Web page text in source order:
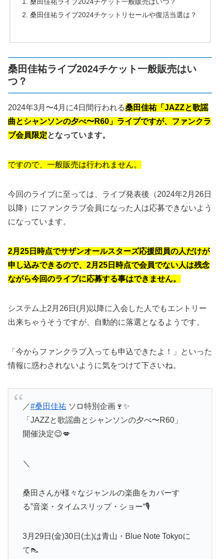
桑田佳祐ライブ2024チケットリセールや復活当選は？
桑田佳祐ライブ2024チケット一般販売はい
つ？
2024年3月〜4月に4日間行われる桑田佳祐「JAZZと歌謡
曲とシャンソンの夕べ〜R60」ライブですが、ファンクラ
ブ会員限定となっています。
ですので、一般販売は行われません。
今回のライブに至っては、ライブ発表後（2024年2月26日
以降）にファンクラブ会員になった人は応募できないよう
になっています。
2月25日時点でサザンオールスターズ応援団員の人だけが
申し込みできるので、 2月25日時点で会員でない人は残念
ながら今回のライブに応募する事はできません。
システム上2月26日(月)以降に入会した人でもエントリー
出来ちゃうそうですが、自動的に落選となるようです。
「今からファンクラブ入っても申込できたよ！」といった
情報に惑わされないように気をつけて下さいね。
／#桑田佳祐ソロ特別企画🍷✨
「JAZZと歌謡曲とシャンソンの夕べ〜R60」
開催決定😉💋
＼
桑田さんが様々なジャンルの楽曲をカバーす
る”音楽・タイムスリップ・ショー“🎙️
3月29日(金)30日(土)は青山・Blue Note Tokyoに
て👠